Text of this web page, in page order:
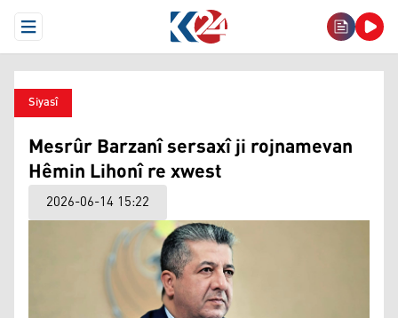
Open Menu
Siyasî
Mesrûr Barzanî sersaxî ji rojnamevan
Hêmin Lihonî re xwest
2026-06-14 15:22